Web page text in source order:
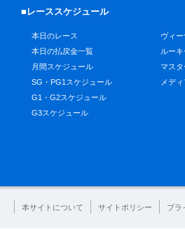
■レーススケジュール
本日のレース
本日の払戻金一覧
月間スケジュール
SG・PG1スケジュール
G1・G2スケジュール
G3スケジュール
ヴィ
ルー
マス
メデ
本サイトについて サイトポリシー プラ